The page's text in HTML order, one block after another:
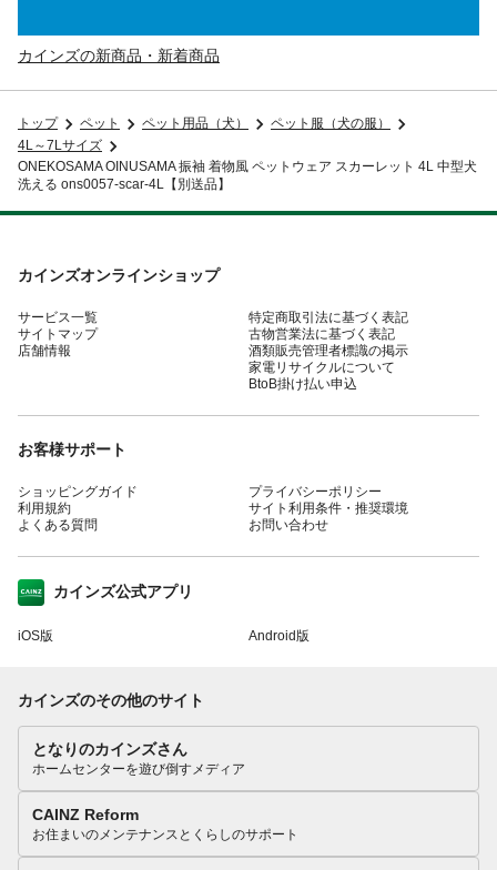
カインズの新商品・新着商品
トップ ペット ペット用品（犬）
ペット服（犬の服）
4L～7Lサイズ
ONEKOSAMA OINUSAMA 振袖 着物風 ペットウェア スカーレット 4L 中型犬
洗える ons0057-scar-4L【別送品】
カインズオンラインショップ
サービス一覧
サイトマップ
店舗情報
特定商取引法に基づく表記
古物営業法に基づく表記
酒類販売管理者標識の掲示
家電リサイクルについて
BtoB掛け払い申込
お客様サポート
ショッピングガイド
利用規約
よくある質問
プライバシーポリシー
サイト利用条件・推奨環境
お問い合わせ
カインズ公式アプリ
iOS版 Android版
カインズのその他のサイト
となりのカインズさん
ホームセンターを遊び倒すメディア
CAINZ Reform
お住まいのメンテナンスとくらしのサポート